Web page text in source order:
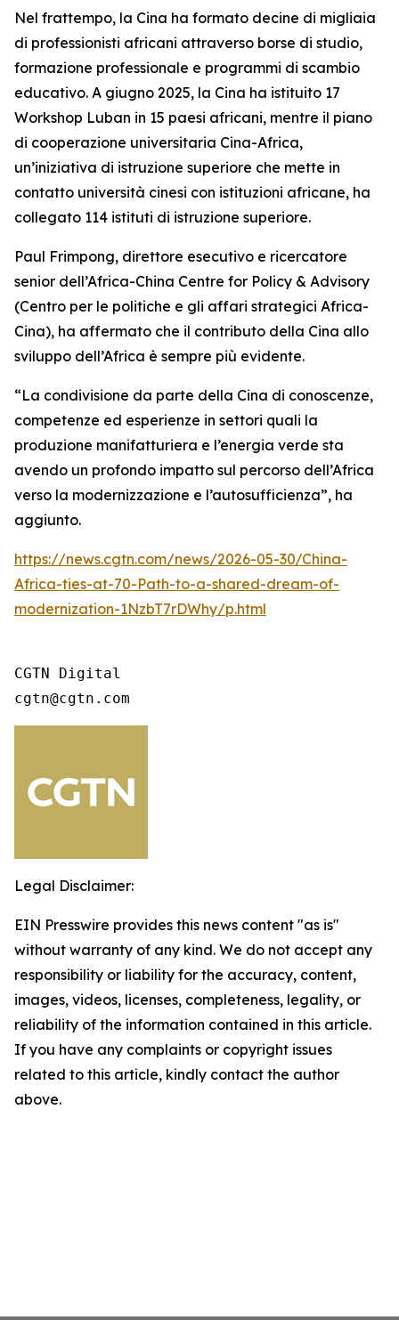
Nel frattempo, la Cina ha formato decine di migliaia
di professionisti africani attraverso borse di studio,
formazione professionale e programmi di scambio
educativo. A giugno 2025, la Cina ha istituito 17
Workshop Luban in 15 paesi africani, mentre il piano
di cooperazione universitaria Cina-Africa,
un’iniziativa di istruzione superiore che mette in
contatto università cinesi con istituzioni africane, ha
collegato 114 istituti di istruzione superiore.
Paul Frimpong, direttore esecutivo e ricercatore
senior dell’Africa-China Centre for Policy & Advisory
(Centro per le politiche e gli affari strategici Africa-
Cina), ha affermato che il contributo della Cina allo
sviluppo dell’Africa è sempre più evidente.
“La condivisione da parte della Cina di conoscenze,
competenze ed esperienze in settori quali la
produzione manifatturiera e l’energia verde sta
avendo un profondo impatto sul percorso dell’Africa
verso la modernizzazione e l’autosufficienza”, ha
aggiunto.
https://news.cgtn.com/news/2026-05-30/China-
Africa-ties-at-70-Path-to-a-shared-dream-of-
modernization-1NzbT7rDWhy/p.html
CGTN Digital
cgtn@cgtn.com
Legal Disclaimer:
EIN Presswire provides this news content "as is"
without warranty of any kind. We do not accept any
responsibility or liability for the accuracy, content,
images, videos, licenses, completeness, legality, or
reliability of the information contained in this article.
If you have any complaints or copyright issues
related to this article, kindly contact the author
above.